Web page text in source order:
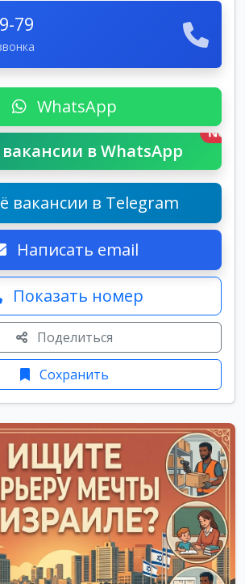
79
WhatsApp
вакансии в WhatsApp
New
вакансии в Telegram
Написать email
Показать номер
Поделиться
Сохранить